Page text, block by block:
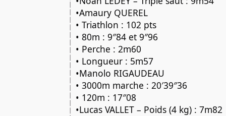
•Amaury QUEREL
• Triathlon : 102 pts
• 80m : 9″84 et 9″96
• Perche : 2m60
• Longueur : 5m57
•Manolo RIGAUDEAU
• 3000m marche : 20′39″36
• 120m : 17″08
•Lucas VALLET – Poids (4 kg) : 7m82